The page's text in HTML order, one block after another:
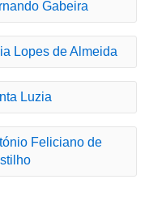
Gabeira
Lopes de Almeida
Luzia
Feliciano de